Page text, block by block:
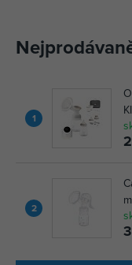
1
2